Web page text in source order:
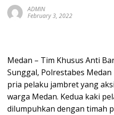
ADMIN
February 3, 2022
Medan – Tim Khusus Anti
Sunggal, Polrestabes
pria pelaku jambret yang
warga Medan. Kedua kaki
dilumpuhkan dengan timah